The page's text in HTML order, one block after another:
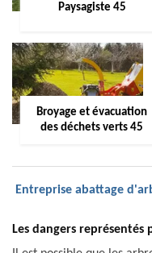
Paysagiste 45
Broyage et évacuation
des déchets verts 45
Entreprise abattage
Les dangers représentés